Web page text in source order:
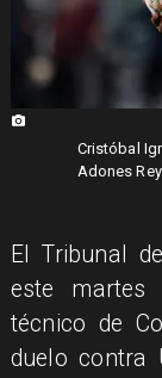
Cristóbal
Adones
El Tribunal
este martes
técnico de
duelo contra